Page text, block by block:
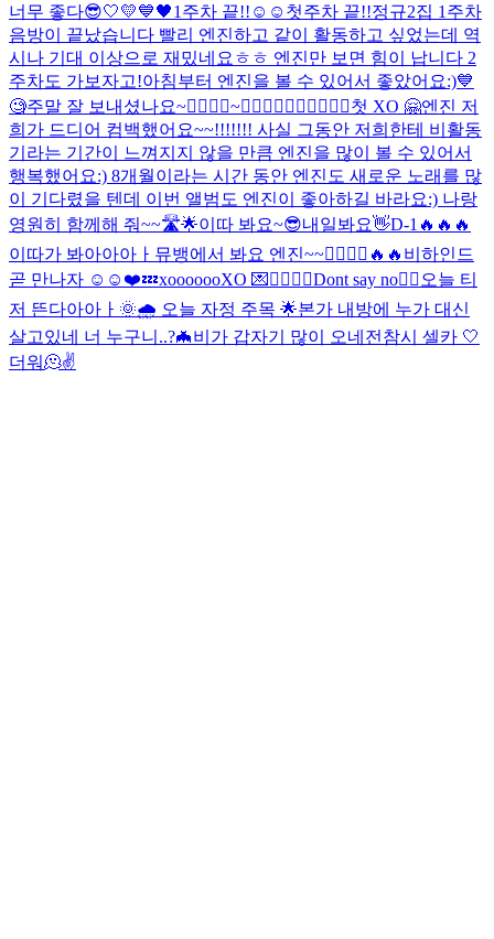
너무 좋다😎🤍💛💙🖤1주차 끝!!☺️☺️ 첫주차 끝!!정규2집 1주차
음방이 끝났습니다 빨리 엔진하고 같이 활동하고 싶었는데 역
시나 기대 이상으로 재밌네요ㅎㅎ 엔진만 보면 힘이 납니다 2
주차도 가보자고!아침부터 엔진을 볼 수 있어서 좋았어요:)💙
🧐주말 잘 보내셨나요~🙅‍♂️🙆‍♂️~🙆‍♂️🙆‍♂️🙆‍♂️🙆‍♂️🙆‍♂️첫 XO 🤗엔진 저
희가 드디어 컴백했어요~~!!!!!!! 사실 그동안 저희한테 비활동
기라는 기간이 느껴지지 않을 만큼 엔진을 많이 볼 수 있어서
행복했어요:) 8개월이라는 시간 동안 엔진도 새로운 노래를 많
이 기다렸을 텐데 이번 앨범도 엔진이 좋아하길 바라요:) 나랑
영원히 함께해 줘~~🛣🌟이따 봐요~😎내일봐요👋D-1🔥🔥🔥
이따가 봐아아아ㅏ 뮤뱅에서 봐요 엔진~~🙋‍♂️🙋‍♂️ 🔥🔥 비하인드
곧 만나자 ☺️☺️❤️💤xooooooXO 💌 🙅‍♂️🙆‍♂️Dont say no🙂‍↔️ 오늘 티
저 뜬다아아ㅏ 🌞🌧 오늘 자정 주목 🌟본가 내방에 누가 대신
살고있네 너 누구니..?🦇비가 갑자기 많이 오네 전참시 셀카 🤍
더워🫠✌️